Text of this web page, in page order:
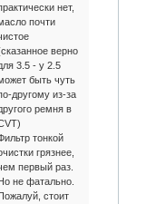
нет,
почти
верно
3.5 - у 2.5
быть чуть
другому из-за
ремня в
тонкой
грязнее,
первый раз.
не фатально.
стоит